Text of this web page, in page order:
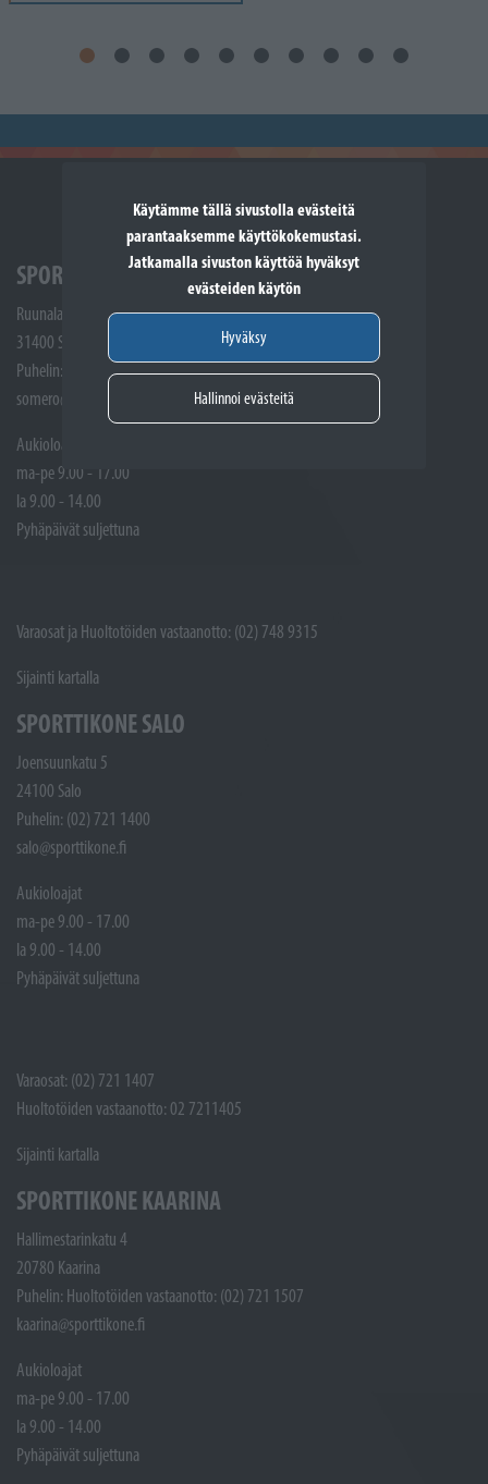
Käytämme tällä sivustolla evästeitä
parantaaksemme käyttökokemustasi.
Jatkamalla sivuston käyttöä hyväksyt
evästeiden käytön
Hyväksy
Hallinnoi evästeitä
SPORTTIKONE SOMERO
Ruunalantie 5
31400 Somero
Puhelin: (02) 748 9300
somero@sporttikone.fi
Aukioloajat
ma-pe 9.00 - 17.00
la 9.00 - 14.00
Pyhäpäivät suljettuna
Varaosat ja Huoltotöiden vastaanotto: (02) 748 9315
Sijainti kartalla
SPORTTIKONE SALO
Joensuunkatu 5
24100 Salo
Puhelin: (02) 721 1400
salo@sporttikone.fi
Aukioloajat
ma-pe 9.00 - 17.00
la 9.00 - 14.00
Pyhäpäivät suljettuna
Varaosat: (02) 721 1407
Huoltotöiden vastaanotto: 02 7211405
Sijainti kartalla
SPORTTIKONE KAARINA
Hallimestarinkatu 4
20780 Kaarina
Puhelin: Huoltotöiden vastaanotto: (02) 721 1507
kaarina@sporttikone.fi
Aukioloajat
ma-pe 9.00 - 17.00
la 9.00 - 14.00
Pyhäpäivät suljettuna